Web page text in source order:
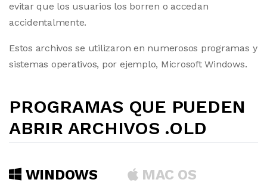
evitar que los usuarios los borren o accedan
accidentalmente.
Estos archivos se utilizaron en numerosos programas y
sistemas operativos, por ejemplo, Microsoft Windows.
PROGRAMAS QUE PUEDEN
ABRIR ARCHIVOS .OLD
WINDOWS MAC OS